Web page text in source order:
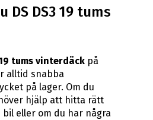
DS DS3 19 tums
19 tums vinterdäck på
alltid snabba
på lager. Om du
hjälp att hitta rätt
eller om du har några